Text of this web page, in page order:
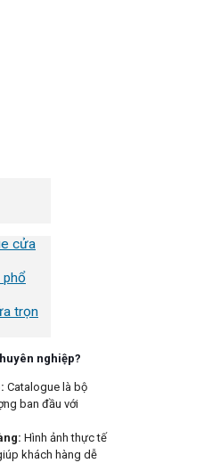
cửa
trọn
nghiệp?
Catalogue là bộ
ban đầu với
Hình ảnh thực tế
khách hàng dễ